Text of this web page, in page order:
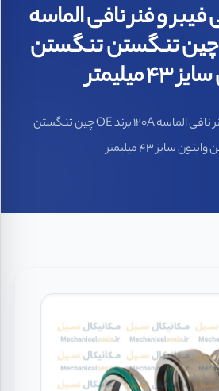
و فنر نافی الماسه
120A برند OE چین تنگستن تنگستن
میلیمتر
سیل مکانیکی فیبر و فنر نافی الماسه 120A برند OE چین تنگستن
سایز 43 میلیمتر